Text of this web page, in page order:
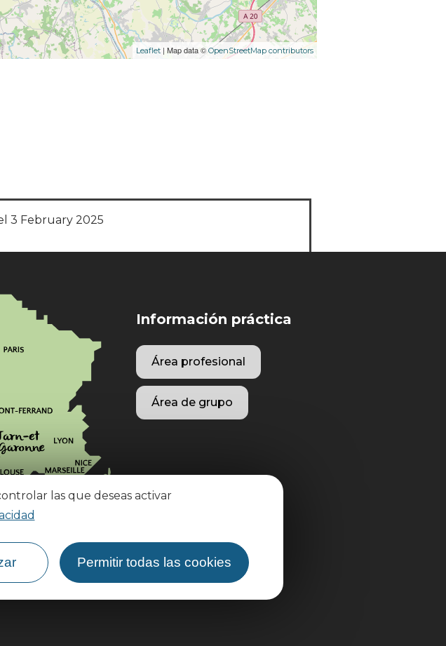
las que deseas activar
Permitir todas las cookies
Leaflet | Map data ©OpenStreetMap contributors
3 February 2025
Información práctica
Área profesional
Área de grupo